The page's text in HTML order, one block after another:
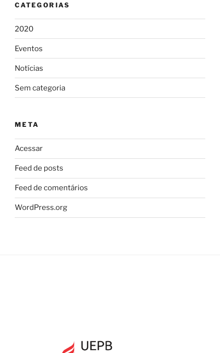
CATEGORIAS
2020
Eventos
Notícias
Sem categoria
META
Acessar
Feed de posts
Feed de comentários
WordPress.org